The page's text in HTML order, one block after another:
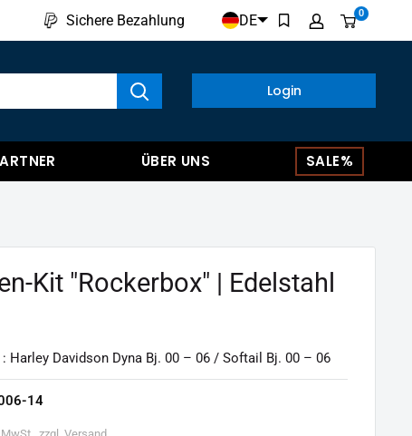
Sichere Bezahlung DE 0
Login
ÜBER UNS SALE%
anzeigen
Kit "Rockerbox" | Edelstahl
: Harley Davidson Dyna Bj. 00 – 06 / Softail Bj. 00 – 06
14
zzgl. Versand